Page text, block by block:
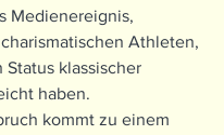
Medienereignis,
Athleten,
Status klassischer
haben.
kommt zu einem